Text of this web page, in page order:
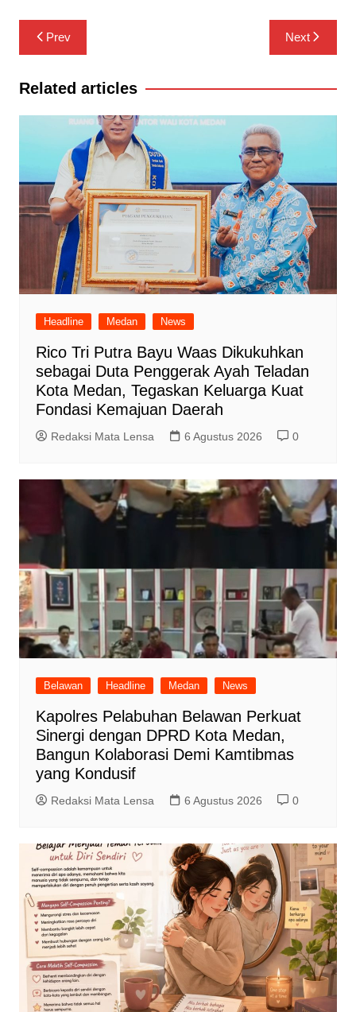
Navigasi
pos
Prev Next
Related articles
Headline Medan News
Rico Tri Putra Bayu Waas Dikukuhkan
sebagai Duta Penggerak Ayah Teladan
Kota Medan, Tegaskan Keluarga Kuat
Fondasi Kemajuan Daerah
Redaksi Mata Lensa 6 Agustus 2026 0
Belawan Headline Medan News
Kapolres Pelabuhan Belawan Perkuat
Sinergi dengan DPRD Kota Medan,
Bangun Kolaborasi Demi Kamtibmas
yang Kondusif
Redaksi Mata Lensa 6 Agustus 2026 0